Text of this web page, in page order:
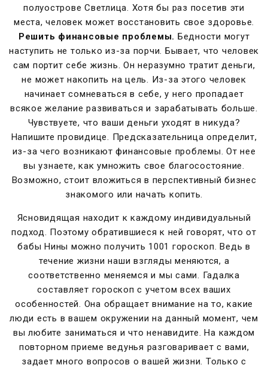
полуострове Светлица. Хотя бы раз посетив эти
места, человек может восстановить свое здоровье.
Решить финансовые проблемы. Бедности могут
наступить не только из-за порчи. Бывает, что человек
сам портит себе жизнь. Он неразумно тратит деньги,
не может накопить на цель. Из-за этого человек
начинает сомневаться в себе, у него пропадает
всякое желание развиваться и зарабатывать больше.
Чувствуете, что ваши деньги уходят в никуда?
Напишите провидице. Предсказательница определит,
из-за чего возникают финансовые проблемы. От нее
вы узнаете, как умножить свое благосостояние.
Возможно, стоит вложиться в перспективный бизнес
знакомого или начать копить.
Ясновидящая находит к каждому индивидуальный
подход. Поэтому обратившиеся к ней говорят, что от
бабы Нины можно получить 1001 гороскоп. Ведь в
течение жизни наши взгляды меняются, а
соответственно меняемся и мы сами. Гадалка
составляет гороскоп с учетом всех ваших
особенностей. Она обращает внимание на то, какие
люди есть в вашем окружении на данный момент, чем
вы любите заниматься и что ненавидите. На каждом
повторном приеме ведунья разговаривает с вами,
задает много вопросов о вашей жизни. Только с